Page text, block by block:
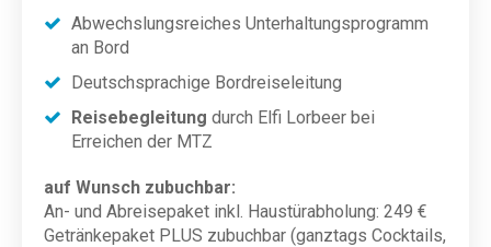
Abwechslungsreiches Unterhaltungsprogramm
an Bord
Deutschsprachige Bordreiseleitung
Reisebegleitung durch Elfi Lorbeer bei
Erreichen der MTZ
auf Wunsch zubuchbar:
An- und Abreisepaket inkl. Haustürabholung: 249 €
Getränkepaket PLUS zubuchbar (ganztags Cocktails,